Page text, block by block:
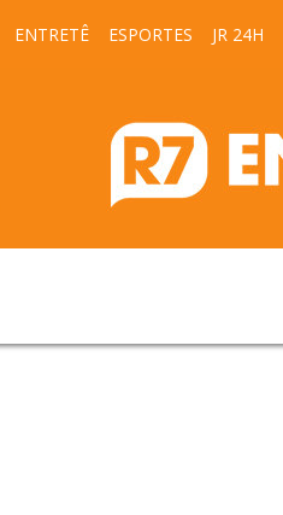
ENTRETÊ ESPORTES JR 24H